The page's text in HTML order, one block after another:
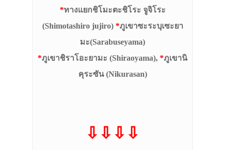
*ทางแยกชิโมะตะชิโระ จูจิโระ
(Shimotashiro jujiro) *ภูเขาซะระบุเซะยา
มะ(Sarabuseyama)
*ภูเขาชิราโอะยามะ (Shiraoyama), *ภูเขานิ
คุระซัน (Nikurasan)
⇩⇩⇩⇩